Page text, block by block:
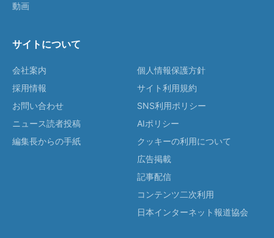
動画
サイトについて
会社案内
採用情報
お問い合わせ
ニュース読者投稿
編集長からの手紙
個人情報保護方針
サイト利用規約
SNS利用ポリシー
AIポリシー
クッキーの利用について
広告掲載
記事配信
コンテンツ二次利用
日本インターネット報道協会